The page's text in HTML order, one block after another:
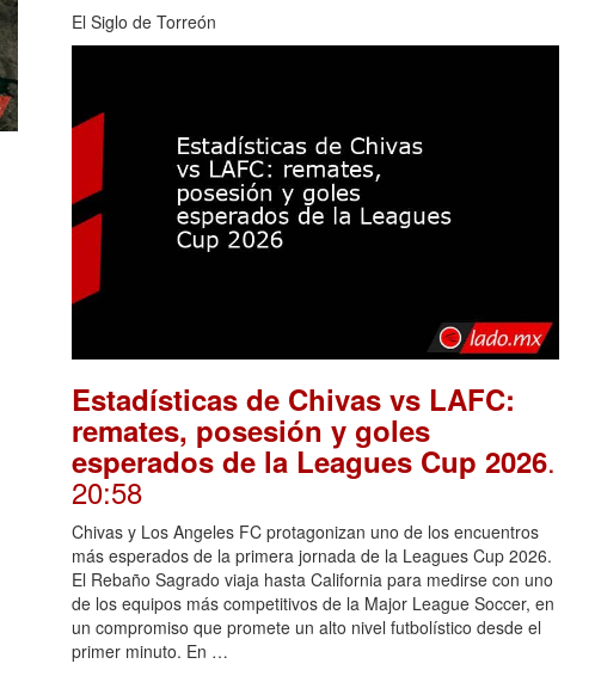
El Siglo de Torreón
Estadísticas de Chivas vs LAFC:
remates, posesión y goles
esperados de la Leagues Cup 2026.
20:58
Chivas y Los Angeles FC protagonizan uno de los encuentros
más esperados de la primera jornada de la Leagues Cup 2026.
El Rebaño Sagrado viaja hasta California para medirse con uno
de los equipos más competitivos de la Major League Soccer, en
un compromiso que promete un alto nivel futbolístico desde el
primer minuto. En …